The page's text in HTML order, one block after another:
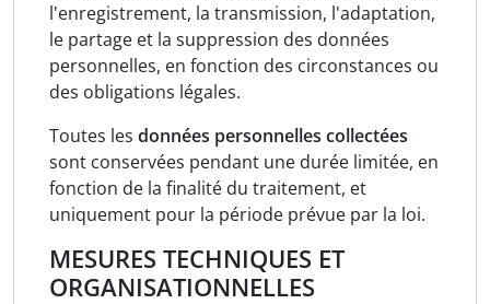
l'enregistrement, la transmission, l'adaptation,
le partage et la suppression des données
personnelles, en fonction des circonstances ou
des obligations légales.
Toutes les données personnelles collectées
sont conservées pendant une durée limitée, en
fonction de la finalité du traitement, et
uniquement pour la période prévue par la loi.
MESURES TECHNIQUES ET
ORGANISATIONNELLES